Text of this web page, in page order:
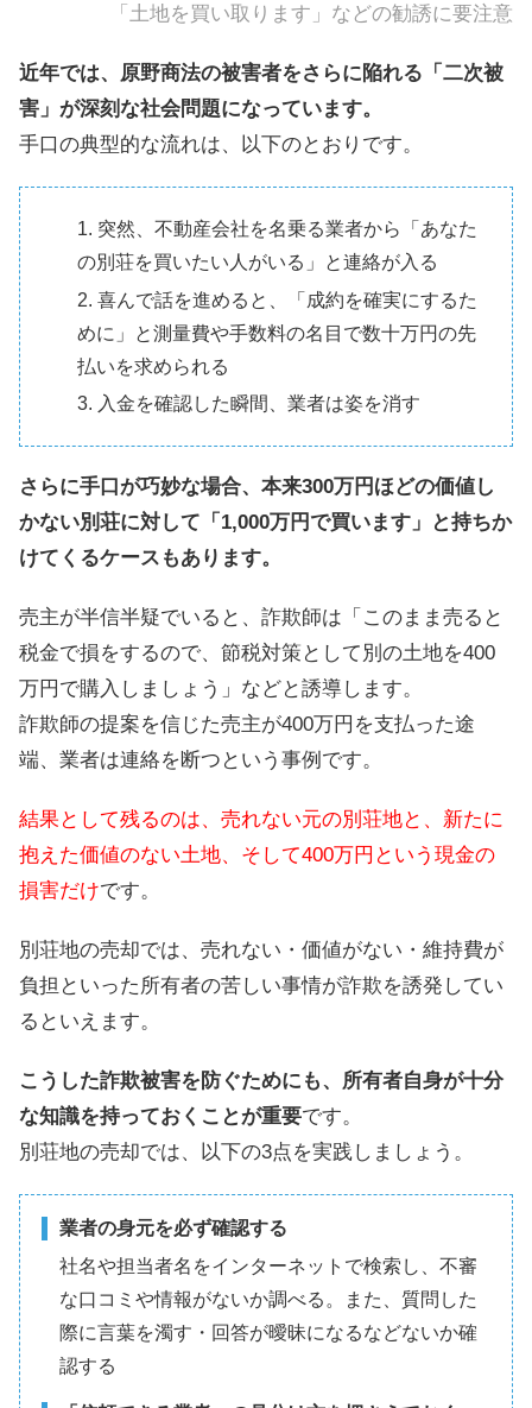
「土地を買い取ります」などの勧誘に要注意
近年では、原野商法の被害者をさらに陥れる「二次被
害」が深刻な社会問題になっています。
手口の典型的な流れは、以下のとおりです。
突然、不動産会社を名乗る業者から「あなた
の別荘を買いたい人がいる」と連絡が入る
喜んで話を進めると、「成約を確実にするた
めに」と測量費や手数料の名目で数十万円の先
払いを求められる
入金を確認した瞬間、業者は姿を消す
さらに手口が巧妙な場合、本来300万円ほどの価値し
かない別荘に対して「1,000万円で買います」と持ちか
けてくるケースもあります。
売主が半信半疑でいると、詐欺師は「このまま売ると
税金で損をするので、節税対策として別の土地を400
万円で購入しましょう」などと誘導します。
詐欺師の提案を信じた売主が400万円を支払った途
端、業者は連絡を断つという事例です。
結果として残るのは、売れない元の別荘地と、新たに
抱えた価値のない土地、そして400万円という現金の
損害だけです。
別荘地の売却では、売れない・価値がない・維持費が
負担といった所有者の苦しい事情が詐欺を誘発してい
るといえます。
こうした詐欺被害を防ぐためにも、所有者自身が十分
な知識を持っておくことが重要です。
別荘地の売却では、以下の3点を実践しましょう。
業者の身元を必ず確認する
社名や担当者名をインターネットで検索し、不審
な口コミや情報がないか調べる。また、質問した
際に言葉を濁す・回答が曖昧になるなどないか確
認する